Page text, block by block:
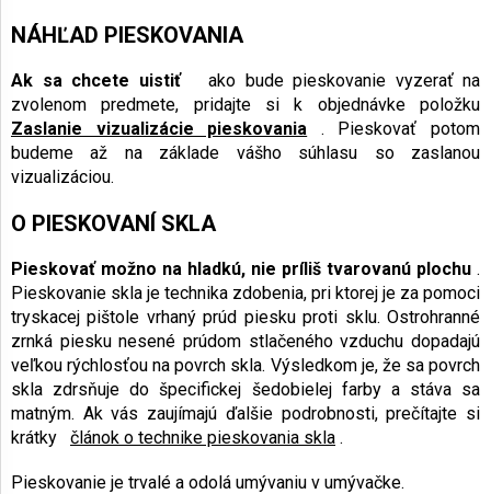
NÁHĽAD PIESKOVANIA
Ak sa chcete uistiť
ako bude pieskovanie vyzerať na
zvolenom predmete, pridajte si k objednávke položku
Zaslanie vizualizácie pieskovania . Pieskovať potom
budeme až na základe vášho súhlasu so zaslanou
vizualizáciou.
O PIESKOVANÍ SKLA
Pieskovať možno na hladkú, nie príliš tvarovanú plochu .
Pieskovanie skla je technika zdobenia, pri ktorej je za pomoci
tryskacej pištole vrhaný prúd piesku proti sklu. Ostrohranné
zrnká piesku nesené prúdom stlačeného vzduchu dopadajú
veľkou rýchlosťou na povrch skla. Výsledkom je, že sa povrch
skla zdrsňuje do špecifickej šedobielej farby a stáva sa
matným. Ak vás zaujímajú ďalšie podrobnosti, prečítajte si
krátky
článok o technike pieskovania skla .
Pieskovanie je trvalé a odolá umývaniu v umývačke.